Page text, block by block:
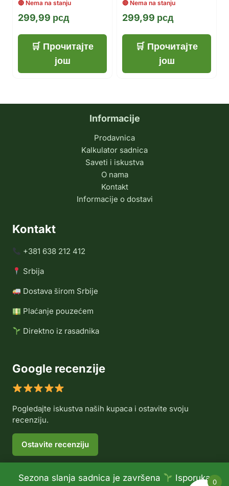
Sezona slanja sadnica je završena Isporuka
299,99 рсд
Прочитајте
још
299,99 рсд
Прочитајте
још
Informacije
Prodavnica
Kalkulator sadnica
Saveti i iskustva
O nama
Kontakt
Informacije o dostavi
Kontakt
+381 638 212 412
Srbija
Dostava širom Srbije
Plaćanje pouzećem
Direktno iz rasadnika
Google recenzije
Pogledajte iskustva naših kupaca i ostavite svoju
recenziju.
Ostavite recenziju
0